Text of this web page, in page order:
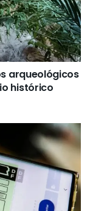
arqueológicos
histórico